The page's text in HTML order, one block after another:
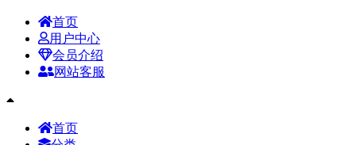
首页
用户中心
会员介绍
网站客服
首页